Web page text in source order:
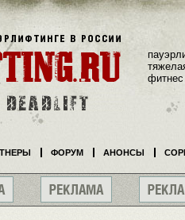
фитнес
ФОРУМ АНОНСЫ